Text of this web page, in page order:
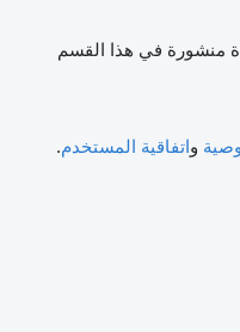
منشورة في هذا القسم
واتفاقية المستخدم.